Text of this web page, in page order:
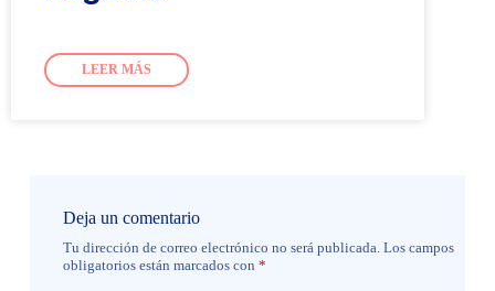
LEER MÁS
Deja un comentario
Tu dirección de correo electrónico no será publicada. Los campos
obligatorios están marcados con *